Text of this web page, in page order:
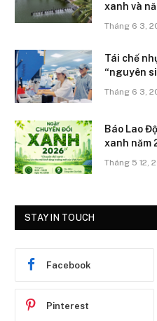
xanh và
Tháng 6 3,
Tái chế
“nguyên
Tháng 6 3,
Báo Lao
xanh năm
Tháng 5 12,
STAY IN TOUCH
Facebook
Pinterest